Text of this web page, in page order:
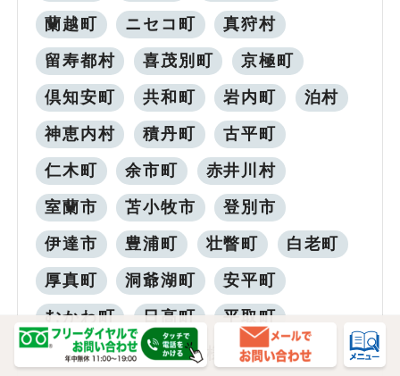
蘭越町 ニセコ町 真狩村
留寿都村 喜茂別町 京極町
倶知安町 共和町 岩内町 泊村
神恵内村 積丹町 古平町
仁木町 余市町 赤井川村
室蘭市 苫小牧市 登別市
伊達市 豊浦町 壮瞥町 白老町
厚真町 洞爺湖町 安平町
むかわ町 日高町 平取町
新冠町 浦河町 様似町